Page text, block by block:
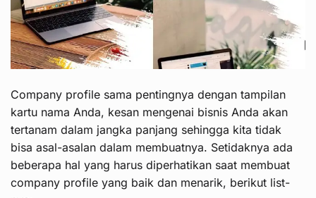
Company profile sama pentingnya dengan tampilan
kartu nama Anda, kesan mengenai bisnis Anda akan
tertanam dalam jangka panjang sehingga kita tidak
bisa asal-asalan dalam membuatnya. Setidaknya ada
beberapa hal yang harus diperhatikan saat membuat
company profile yang baik dan menarik, berikut list-